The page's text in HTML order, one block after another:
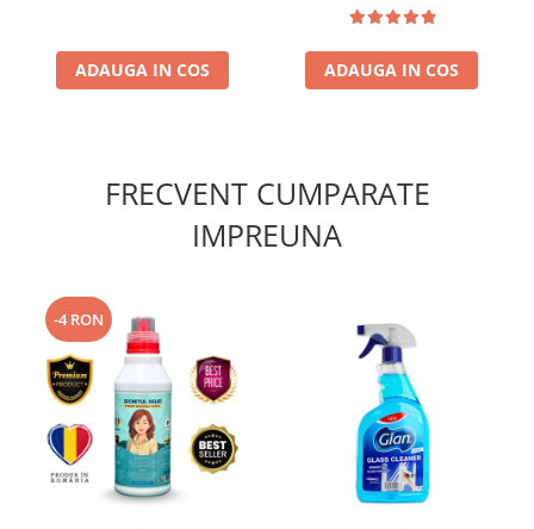
ADAUGA IN COS ADAUGA IN COS
FRECVENT CUMPARATE
IMPREUNA
-4 RON